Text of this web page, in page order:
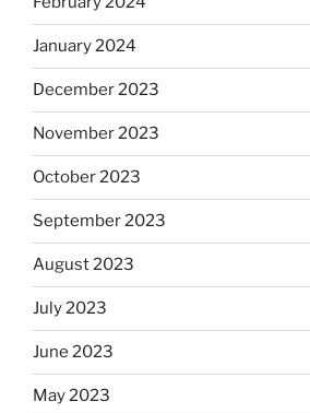
January 2024
December 2023
November 2023
October 2023
September 2023
August 2023
July 2023
June 2023
May 2023